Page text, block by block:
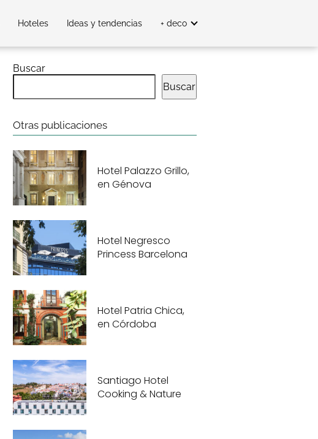
Hoteles Ideas y tendencias + deco
Buscar
Buscar
Otras publicaciones
Hotel Palazzo Grillo,
en Génova
Hotel Negresco
Princess Barcelona
Hotel Patria Chica,
en Córdoba
Santiago Hotel
Cooking & Nature